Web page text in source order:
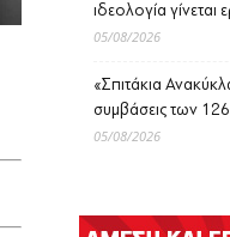
ιδεολογία γίνεται
05/08/2026
«Σπιτάκια
συμβάσεις των
05/08/2026